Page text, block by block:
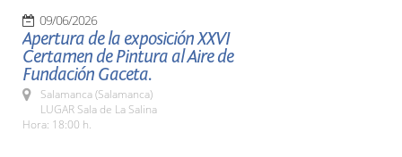
09/06/2026
Apertura de la exposición XXVI
Certamen de Pintura al Aire de
Fundación Gaceta.
Salamanca (Salamanca)
LUGAR Sala de La Salina
Hora: 18:00 h.